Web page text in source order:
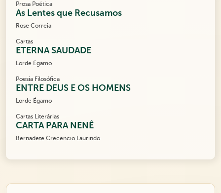
Prosa Poética
As Lentes que Recusamos
Rose Correia
Cartas
ETERNA SAUDADE
Lorde Égamo
Poesia Filosófica
ENTRE DEUS E OS HOMENS
Lorde Égamo
Cartas Literárias
CARTA PARA NENÊ
Bernadete Crecencio Laurindo